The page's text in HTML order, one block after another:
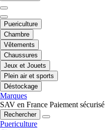
Puericulture
Chambre
Vêtements
Chaussures
Jeux et Jouets
Plein air et sports
Déstockage
Marques
SAV en France Paiement sécurisé
Rechercher
Puericulture